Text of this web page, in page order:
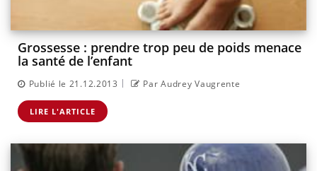
Grossesse : prendre trop peu de poids menace
la santé de l’enfant
Publié le 21.12.2013 | Par Audrey Vaugrente
LIRE L'ARTICLE